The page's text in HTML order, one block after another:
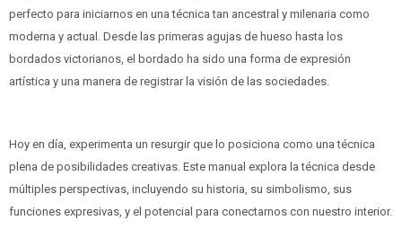
perfecto para iniciarnos en una técnica tan ancestral y milenaria como
moderna y actual. Desde las primeras agujas de hueso hasta los
bordados victorianos, el bordado ha sido una forma de expresión
artística y una manera de registrar la visión de las sociedades.
Hoy en día, experimenta un resurgir que lo posiciona como una técnica
plena de posibilidades creativas. Este manual explora la técnica desde
múltiples perspectivas, incluyendo su historia, su simbolismo, sus
funciones expresivas, y el potencial para conectarnos con nuestro interior.